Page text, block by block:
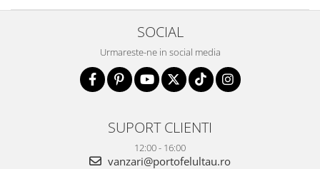
SOCIAL
Urmareste-ne in social media
SUPORT CLIENTI
12:00 - 16:00
vanzari@portofelultau.ro